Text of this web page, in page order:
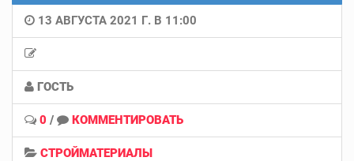
13 АВГУСТА 2021 Г. В 11:00
ГОСТЬ
0 / КОММЕНТИРОВАТЬ
СТРОЙМАТЕРИАЛЫ